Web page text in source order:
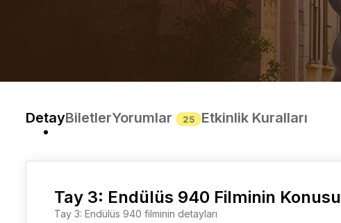
DetayBiletlerYorumlar 25 Etkinlik Kuralları
Tay 3: Endülüs 940 Filminin Konusu
Tay 3: Endülüs 940 filminin detayları